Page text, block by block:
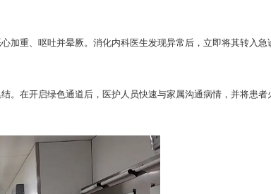
重、呕吐并晕厥。消化内科医生发现异常后，立即将其转入急
。在开启绿色通道后，医护人员快速与家属沟通病情，并将患者